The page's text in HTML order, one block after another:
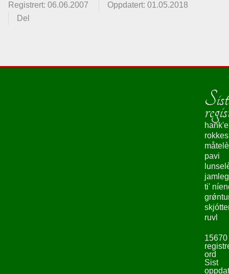
Registrert: 06.06.2007
Oppdatert: 01.05.2018
Del
hank'e
pavi
ti'
ruvl
15670
ord
Sist